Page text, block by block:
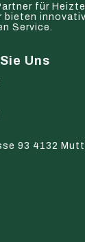
für
bieten
Service.
Uns
93 4132